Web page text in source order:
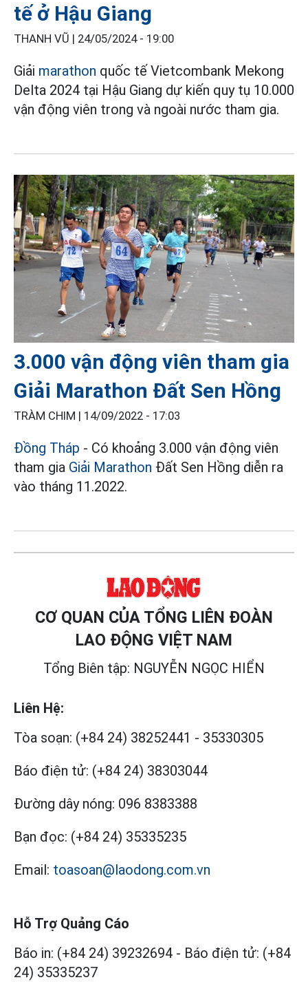
tế ở Hậu Giang
THANH VŨ | 24/05/2024 - 19:00
Giải marathon quốc tế Vietcombank Mekong
Delta 2024 tại Hậu Giang dự kiến quy tụ 10.000
vận động viên trong và ngoài nước tham gia.
3.000 vận động viên tham gia
Giải Marathon Đất Sen Hồng
TRÀM CHIM | 14/09/2022 - 17:03
Đồng Tháp - Có khoảng 3.000 vận động viên
tham gia Giải Marathon Đất Sen Hồng diễn ra
vào tháng 11.2022.
CƠ QUAN CỦA TỔNG LIÊN ĐOÀN
LAO ĐỘNG VIỆT NAM
Tổng Biên tập: NGUYỄN NGỌC HIỂN
Liên Hệ:
Tòa soạn: (+84 24) 38252441 - 35330305
Báo điện tử: (+84 24) 38303044
Đường dây nóng: 096 8383388
Bạn đọc: (+84 24) 35335235
Email: toasoan@laodong.com.vn
Hỗ Trợ Quảng Cáo
Báo in: (+84 24) 39232694 - Báo điện tử: (+84
24) 35335237